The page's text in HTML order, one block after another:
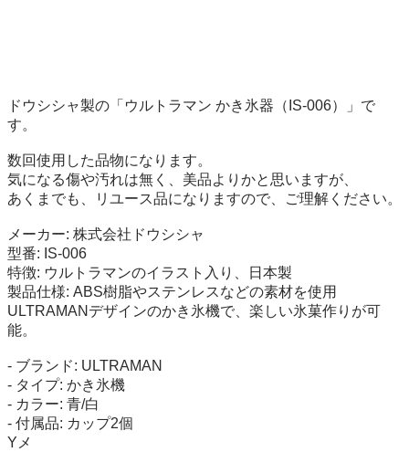
ドウシシャ製の「ウルトラマン かき氷器（IS-006）」で
す。
数回使用した品物になります。
気になる傷や汚れは無く、美品よりかと思いますが、
あくまでも、リユース品になりますので、ご理解ください。
メーカー: 株式会社ドウシシャ
型番: IS-006
特徴: ウルトラマンのイラスト入り、日本製
製品仕様: ABS樹脂やステンレスなどの素材を使用
ULTRAMANデザインのかき氷機で、楽しい氷菓作りが可
能。
- ブランド: ULTRAMAN
- タイプ: かき氷機
- カラー: 青/白
- 付属品: カップ2個
Yメ